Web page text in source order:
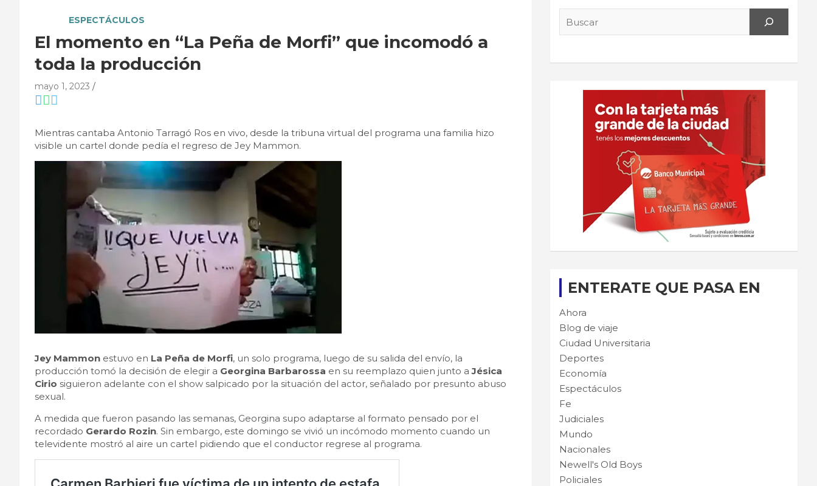
ESPECTÁCULOS
El momento en “La Peña de Morfi” que incomodó a
toda la producción
mayo 1, 2023
Mientras cantaba Antonio Tarragó Ros en vivo, desde la tribuna virtual del programa una familia hizo
visible un cartel donde pedía el regreso de Jey Mammon.
Jey Mammon estuvo en La Peña de Morfi, un solo programa, luego de su salida del envío, la
producción tomó la decisión de elegir a Georgina Barbarossa en su reemplazo quien junto aJésica
Cirio siguieron adelante con el show salpicado por la situación del actor, señalado por presunto abuso
sexual.
A medida que fueron pasando las semanas, Georgina supo adaptarse al formato pensado por el
recordado Gerardo Rozin. Sin embargo, este domingo se vivió un incómodo momento cuando un
televidente mostró al aire un cartel pidiendo que el conductor regrese al programa.
ENTERATE QUE PASA EN
Ahora
Blog de viaje
Ciudad Universitaria
Deportes
Economía
Espectáculos
Fe
Judiciales
Mundo
Nacionales
Newell's Old Boys
Policiales